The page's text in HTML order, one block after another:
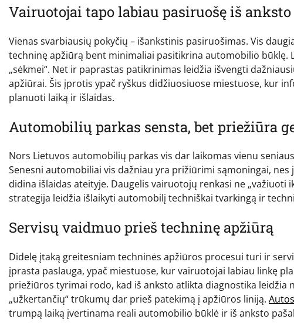
Vairuotojai tapo labiau pasiruošę iš anksto
Vienas svarbiausių pokyčių – išankstinis pasiruošimas. Vis
techninę apžiūrą bent minimaliai pasitikrina automobilio būklę.
„sėkmei“. Net ir paprastas patikrinimas leidžia išvengti
apžiūrai. Šis įprotis ypač ryškus didžiuosiuose miestuose, kur
planuoti laiką ir išlaidas.
Automobilių parkas sensta, bet priežiūra
Nors Lietuvos automobilių parkas vis dar laikomas vienu
Senesni automobiliai vis dažniau yra prižiūrimi sąmoningai,
didina išlaidas ateityje. Daugelis vairuotojų renkasi ne
strategija leidžia išlaikyti automobilį techniškai tvarkingą ir
Servisų vaidmuo prieš techninę apžiūrą
Didelę įtaką greitesniam techninės apžiūros procesui turi ir
įprasta paslauga, ypač miestuose, kur vairuotojai labiau linkę
priežiūros tyrimai rodo, kad iš anksto atlikta diagnostika
„užkertančių“ trūkumų dar prieš patekimą į apžiūros liniją.
trumpą laiką įvertinama reali automobilio būklė ir iš anksto